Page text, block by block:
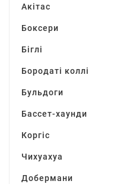
Акітас
Боксери
Біглі
Бородаті коллі
Бульдоги
Бассет-хаунди
Коргіс
Чихуахуа
Добермани